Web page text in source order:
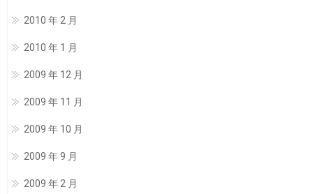
2010 年 2 月
2010 年 1 月
2009 年 12 月
2009 年 11 月
2009 年 10 月
2009 年 9 月
2009 年 2 月